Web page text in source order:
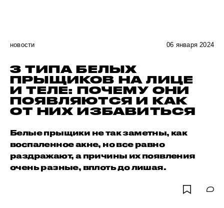
новости 06 января 2024
3 ТИПА БЕЛЫХ
ПРЫЩИКОВ НА ЛИЦЕ
И ТЕЛЕ: ПОЧЕМУ ОНИ
ПОЯВЛЯЮТСЯ И КАК
ОТ НИХ ИЗБАВИТЬСЯ
Белые прыщики не так заметны, как
воспаленное акне, но все равно
раздражают, а причины их появления
очень разные, вплоть до лишая.